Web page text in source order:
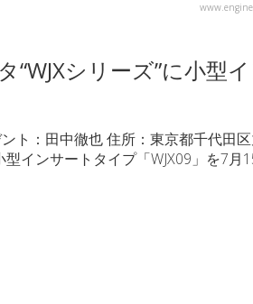
シリーズ”に小型
：田中徹也 住所：東京都千代田区
インサートタイプ「WJX09」を7月